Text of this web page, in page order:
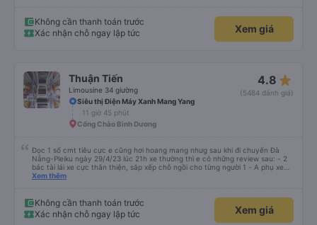
Không cần thanh toán trước
Xác nhận chỗ ngay lập tức
Xem giá
Thuận Tiến
Limousine 34 giường
4.8 star_rate
(5484 đánh giá)
Siêu thị Điện Máy Xanh Mang Yang
11 giờ 45 phút
Cổng Chào Bình Dương
Đọc 1 số cmt tiêu cực e cũng hơi hoang mang nhưg sau khi đi chuyến Đà
Nẵng-Pleiku ngày 29/4/23 lúc 21h xe thường thì e có những review sau: - 2
bác tài lái xe cực thân thiện, sắp xếp chỗ ngồi cho từng người 1 - A phụ xe
dui tính, chắc cùng tần số nên nói câu nào là cười câu đó - Xe xuất bến đúg
nhìn chug khá ổn, có dừng lại để đi vệ sinh.
Xem thêm
Không cần thanh toán trước
Xác nhận chỗ ngay lập tức
Xem giá